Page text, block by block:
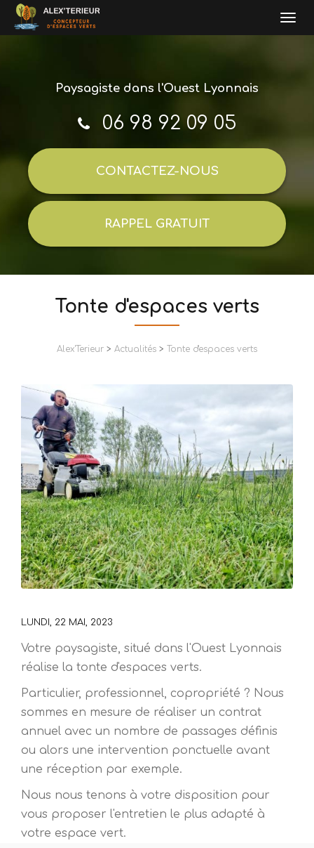
Paysagiste dans l'Ouest Lyonnais
06 98 92 09 05
CONTACTEZ-NOUS
RAPPEL GRATUIT
Tonte d'espaces verts
Alex'Terieur > Actualités > Tonte d'espaces verts
LUNDI, 22 MAI, 2023
Votre paysagiste, situé dans l'Ouest Lyonnais
réalise la tonte d'espaces verts.
Particulier, professionnel, copropriété ? Nous
sommes en mesure de réaliser un contrat
annuel avec un nombre de passages définis
ou alors une intervention ponctuelle avant
une réception par exemple.
Nous nous tenons à votre disposition pour
vous proposer l'entretien le plus adapté à
votre espace vert.